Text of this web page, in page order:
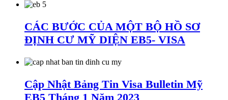
CÁC BƯỚC CỦA MỘT BỘ HỒ SƠ
ĐỊNH CƯ MỸ DIỆN EB5- VISA
Cập Nhật Bảng Tin Visa Bulletin Mỹ
EB5 Tháng 1 Năm 2023